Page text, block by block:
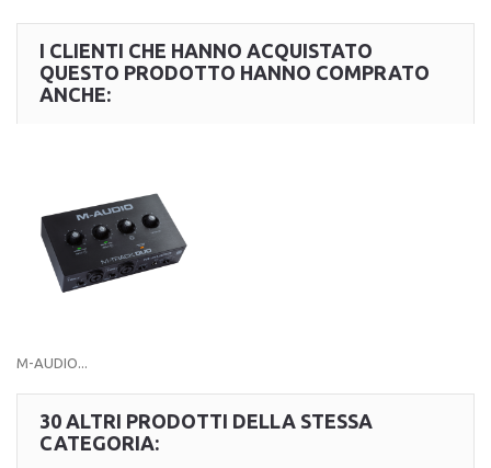
I CLIENTI CHE HANNO ACQUISTATO
QUESTO PRODOTTO HANNO COMPRATO
ANCHE:
M-AUDIO...
30 ALTRI PRODOTTI DELLA STESSA
CATEGORIA: